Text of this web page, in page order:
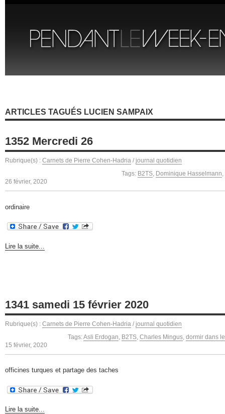
ARTICLES TAGUÉS LUCIEN SAMPAIX
1352 Mercredi 26
Rubrique(s) : Carnets de Pierre Cohen-Hadria / journal quotidien
Tags: B2TS, Dominique Hasselmann,
26 février, 2020
ordinaire
Lire la suite...
1341 samedi 15 février 2020
Rubrique(s) : Carnets de Pierre Cohen-Hadria / journal quotidien
Tags:Asli Erdogan B2TS Charles Mingus dormir dans
15 février, 2020
officines turques et partage des taches
Lire la suite...